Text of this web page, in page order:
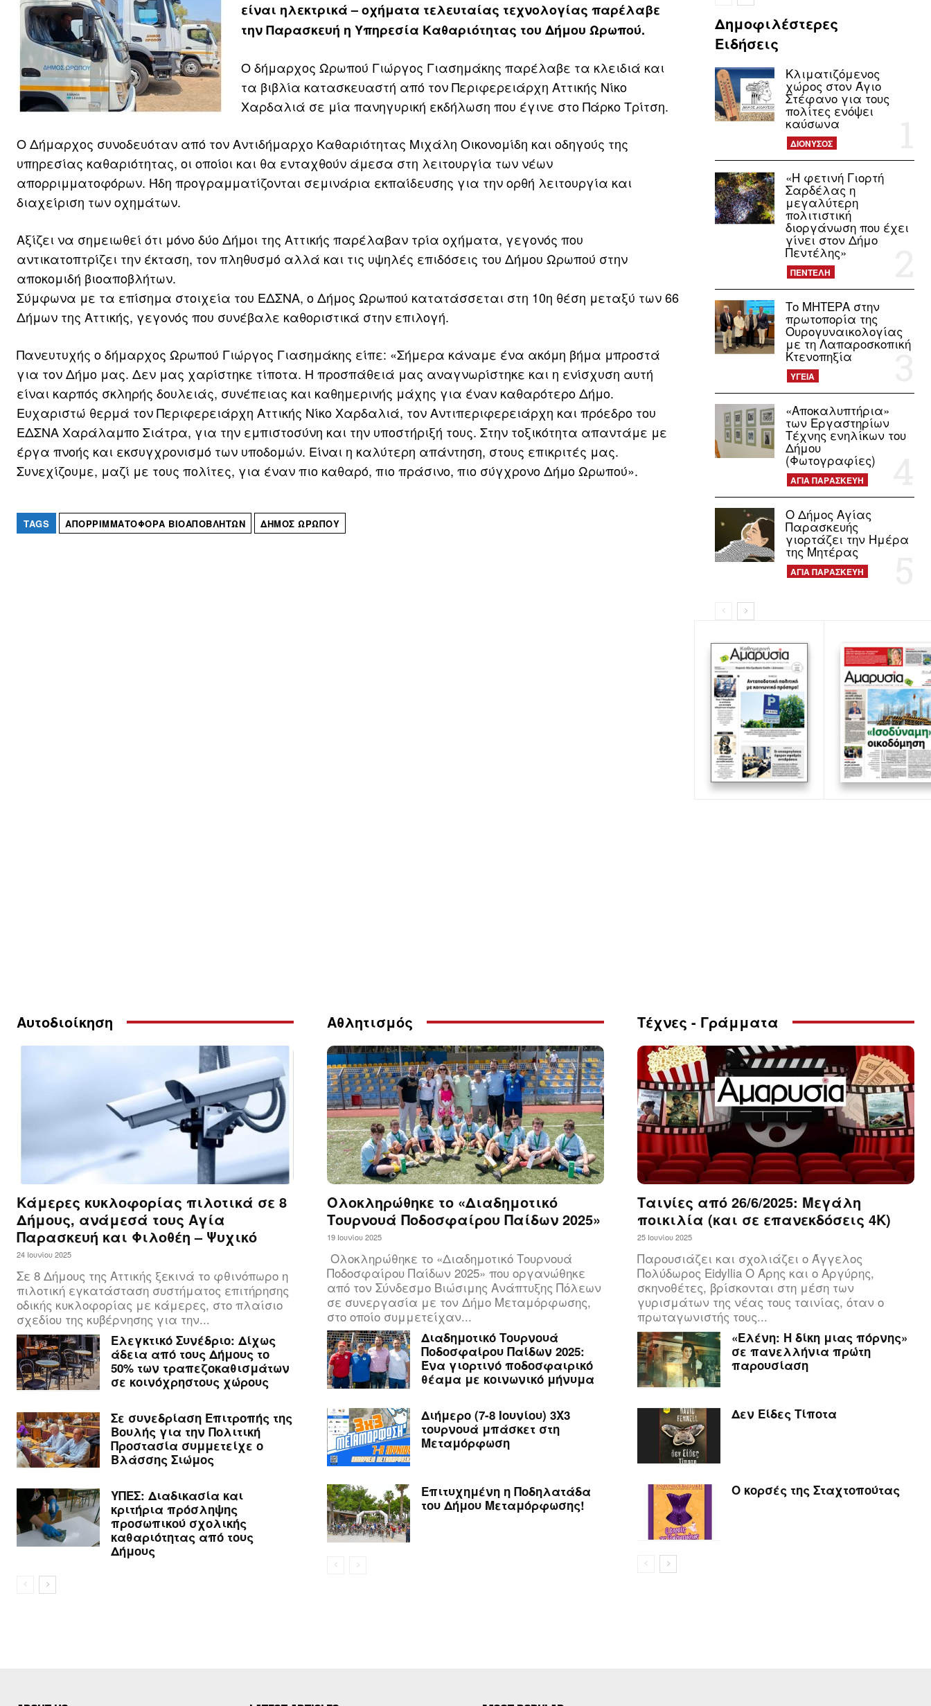
είναι ηλεκτρικά – οχήματα τελευταίας τεχνολογίας παρέλαβε
την Παρασκευή η Υπηρεσία Καθαριότητας του Δήμου Ωρωπού.
Ο δήμαρχος Ωρωπού Γιώργος Γιασημάκης παρέλαβε τα κλειδιά και
τα βιβλία κατασκευαστή από τον Περιφερειάρχη Αττικής Νίκο
Χαρδαλιά σε μία πανηγυρική εκδήλωση που έγινε στο Πάρκο Τρίτση.
Ο Δήμαρχος συνοδευόταν από τον Αντιδήμαρχο Καθαριότητας Μιχάλη Οικονομίδη και οδηγούς της
υπηρεσίας καθαριότητας, οι οποίοι και θα ενταχθούν άμεσα στη λειτουργία των νέων
απορριμματοφόρων. Ήδη προγραμματίζονται σεμινάρια εκπαίδευσης για την ορθή λειτουργία και
διαχείριση των οχημάτων.
Αξίζει να σημειωθεί ότι μόνο δύο Δήμοι της Αττικής παρέλαβαν τρία οχήματα, γεγονός που
αντικατοπτρίζει την έκταση, τον πληθυσμό αλλά και τις υψηλές επιδόσεις του Δήμου Ωρωπού στην
αποκομιδή βιοαποβλήτων.
Σύμφωνα με τα επίσημα στοιχεία του ΕΔΣΝΑ, ο Δήμος Ωρωπού κατατάσσεται στη 10η θέση μεταξύ των 66
Δήμων της Αττικής, γεγονός που συνέβαλε καθοριστικά στην επιλογή.
Πανευτυχής ο δήμαρχος Ωρωπού Γιώργος Γιασημάκης είπε: «Σήμερα κάναμε ένα ακόμη βήμα μπροστά
για τον Δήμο μας. Δεν μας χαρίστηκε τίποτα. Η προσπάθειά μας αναγνωρίστηκε και η ενίσχυση αυτή
είναι καρπός σκληρής δουλειάς, συνέπειας και καθημερινής μάχης για έναν καθαρότερο Δήμο.
Ευχαριστώ θερμά τον Περιφερειάρχη Αττικής Νίκο Χαρδαλιά, τον Αντιπεριφερειάρχη και πρόεδρο του
ΕΔΣΝΑ Χαράλαμπο Σιάτρα, για την εμπιστοσύνη και την υποστήριξή τους. Στην τοξικότητα απαντάμε με
έργα πνοής και εκσυγχρονισμό των υποδομών. Είναι η καλύτερη απάντηση, στους επικριτές μας.
Συνεχίζουμε, μαζί με τους πολίτες, για έναν πιο καθαρό, πιο πράσινο, πιο σύγχρονο Δήμο Ωρωπού».
TAGS ΑΠΟΡΡΙΜΜΑΤΟΦΌΡΑ ΒΙΟΑΠΟΒΛΉΤΩΝ ΔΉΜΟΣ ΩΡΩΠΟΎ
Δημοφιλέστερες
Ειδήσεις
Κλιματιζόμενος
χώρος στον Άγιο
Στέφανο για τους
πολίτες ενόψει
καύσωνα
ΔΙΟΝΥΣΟΣ
«Η φετινή Γιορτή
Σαρδέλας η
μεγαλύτερη
πολιτιστική
διοργάνωση που έχει
γίνει στον Δήμο
Πεντέλης»
ΠΕΝΤΕΛΗ
Το ΜΗΤΕΡΑ στην
πρωτοπορία της
Ουρογυναικολογίας
με τη Λαπαροσκοπική
Κτενοπηξία
ΥΓΕΙΑ
«Αποκαλυπτήρια»
των Εργαστηρίων
Τέχνης ενηλίκων του
Δήμου
(Φωτογραφίες)
ΑΓΙΑ ΠΑΡΑΣΚΕΥΗ
Ο Δήμος Αγίας
Παρασκευής
γιορτάζει την Ημέρα
της Μητέρας
ΑΓΙΑ ΠΑΡΑΣΚΕΥΗ
Αυτοδιοίκηση
Κάμερες κυκλοφορίας πιλοτικά σε 8
Δήμους, ανάμεσά τους Αγία
Παρασκευή και Φιλοθέη – Ψυχικό
24 Ιουνίου 2025
Σε 8 Δήμους της Αττικής ξεκινά το φθινόπωρο η
πιλοτική εγκατάσταση συστήματος επιτήρησης
οδικής κυκλοφορίας με κάμερες, στο πλαίσιο
σχεδίου της κυβέρνησης για την...
Ελεγκτικό Συνέδριο: Δίχως
άδεια από τους Δήμους το
50% των τραπεζοκαθισμάτων
σε κοινόχρηστους χώρους
Σε συνεδρίαση Επιτροπής της
Βουλής για την Πολιτική
Προστασία συμμετείχε ο
Βλάσσης Σιώμος
ΥΠΕΣ: Διαδικασία και
κριτήρια πρόσληψης
προσωπικού σχολικής
καθαριότητας από τους
Δήμους
Αθλητισμός
Ολοκληρώθηκε το «Διαδημοτικό
Τουρνουά Ποδοσφαίρου Παίδων 2025»
19 Ιουνίου 2025
Ολοκληρώθηκε το «Διαδημοτικό Τουρνουά
Ποδοσφαίρου Παίδων 2025» που οργανώθηκε
από τον Σύνδεσμο Βιώσιμης Ανάπτυξης Πόλεων
σε συνεργασία με τον Δήμο Μεταμόρφωσης,
στο οποίο συμμετείχαν...
Διαδημοτικό Τουρνουά
Ποδοσφαίρου Παίδων 2025:
Ένα γιορτινό ποδοσφαιρικό
θέαμα με κοινωνικό μήνυμα
Διήμερο (7-8 Ιουνίου) 3Χ3
τουρνουά μπάσκετ στη
Μεταμόρφωση
Επιτυχημένη η Ποδηλατάδα
του Δήμου Μεταμόρφωσης!
Τέχνες - Γράμματα
Ταινίες από 26/6/2025: Μεγάλη
ποικιλία (και σε επανεκδόσεις 4Κ)
25 Ιουνίου 2025
Παρουσιάζει και σχολιάζει ο Άγγελος
Πολύδωρος Eidyllia Ο Άρης και ο Αργύρης,
σκηνοθέτες, βρίσκονται στη μέση των
γυρισμάτων της νέας τους ταινίας, όταν ο
πρωταγωνιστής τους...
«Ελένη: Η δίκη μιας πόρνης»
σε πανελλήνια πρώτη
παρουσίαση
Δεν Είδες Τίποτα
Ο κορσές της Σταχτοπούτας